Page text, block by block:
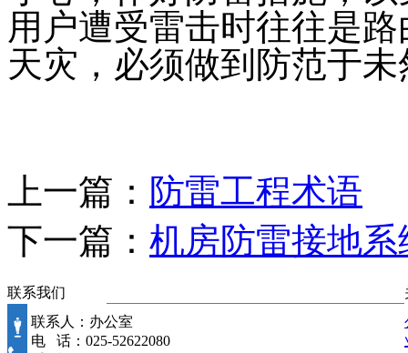
用户遭受雷击时往往是
天灾，必须做到防范于
上一篇： 防雷工程术语
下一篇： 机房防雷接地
联系我们
联系人：办公室
电 话：025-52622080